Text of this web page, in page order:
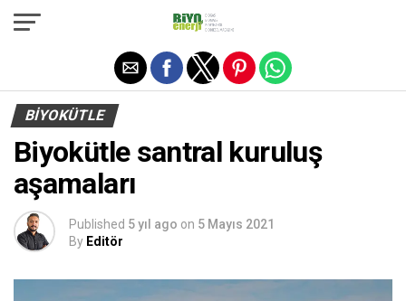
BIYOKÜTLE
Biyokütle santral kuruluş
aşamaları
Published 5 yıl ago on 5 Mayıs 2021
By Editör
Exit mobile version